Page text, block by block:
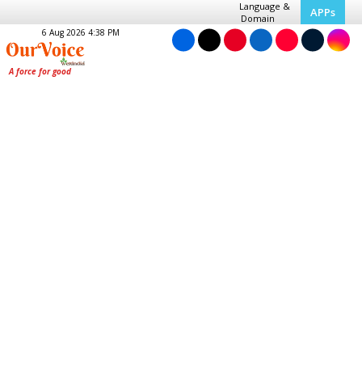
Language &
Domain
APPs
6 Aug 2026 4:38 PM